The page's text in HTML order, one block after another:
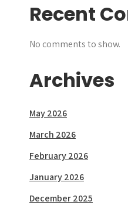
Recent
No comments to show.
Archives
May 2026
March 2026
February 2026
January 2026
December 2025